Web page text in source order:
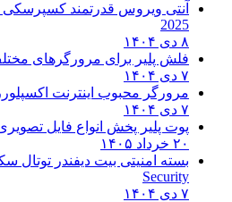
آنتی ویروس قدرتمند کسپرسکی 2025Virus
فلش پلیر برای مرورگرهای مختلف
مرورگر محبوب اینترنت اکسپلورر
پوت پلیر پخش انواع فایل تصویری و
بسته امنیتی بیت دیفندر توتال سکوریتی
Security